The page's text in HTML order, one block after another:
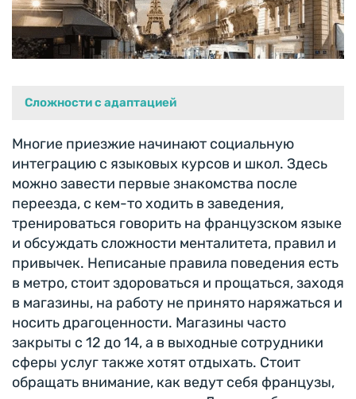
Сложности с адаптацией
Многие приезжие начинают социальную
интеграцию с языковых курсов и школ. Здесь
можно завести первые знакомства после
переезда, с кем-то ходить в заведения,
тренироваться говорить на французском языке
и обсуждать сложности менталитета, правил и
привычек. Неписаные правила поведения есть
в метро, стоит здороваться и прощаться, заходя
в магазины, на работу не принято наряжаться и
носить драгоценности. Магазины часто
закрыты с 12 до 14, а в выходные сотрудники
сферы услуг также хотят отдыхать. Стоит
обращать внимание, как ведут себя французы,